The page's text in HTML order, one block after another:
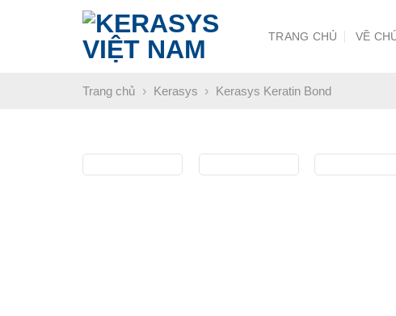
TRANG CHỦ VỀ
Trang chủ › Kerasys › Kerasys Keratin Bond